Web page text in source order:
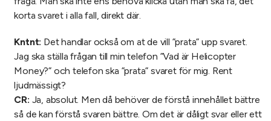
korta svaret i alla fall, direkt där.
Kntnt: Det handlar också om at de vill ”prata” upp svaret.
Jag ska ställa frågan till min telefon ”Vad är Helicopter
Money?” och telefon ska ”prata” svaret för mig. Rent
ljudmässigt?
CR: Ja, absolut. Men då behöver de förstå innehållet bättre
så de kan förstå svaren bättre. Om det är dåligt svar eller ett